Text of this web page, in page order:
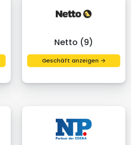
Netto (9)
Geschäft anzeigen →